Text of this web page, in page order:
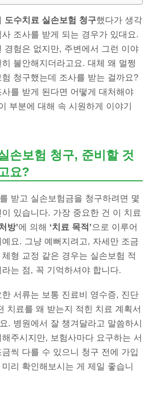
도수치료 실손보험 청구했다가 생각
조사를 받게 되는 경우가 있대요.
경험은 없지만, 주변에서 그런 이야
불안해지더라고요. 대체 왜 멀쩡
청구했는데 조사를 받는 걸까요?
를 받게 된다면 어떻게 대처해야
부분에 대해 속 시원하게 이야기
손보험 청구, 준비할 것
요?
받고 실손보험금을 청구하려면 몇
있습니다. 가장 중요한 건 이 치료
방’에 의해 ‘치료 목적’으로 이루어
요. 그냥 예뻐지려고, 자세만 조금
형 교정 같은 경우는 실손보험 적
는 점, 꼭 기억하셔야 합니다.
서류는 보통 진료비 영수증, 진단
치료를 왜 받는지 적힌 치료 계획서
. 병원에서 잘 챙겨달라고 말씀하시
주시지만, 보험사마다 요구하는 서
씩 다를 수 있으니 청구 전에 가입
리 확인해보시는 게 제일 좋습니